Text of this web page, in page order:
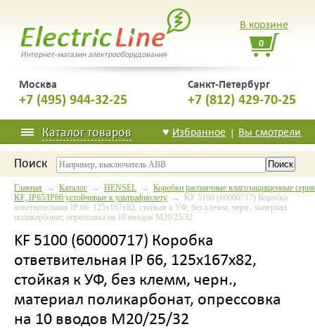
Интернет-магазин электрооборудования
Москва
+7 (495) 944-32-25
Санкт-Петербург
+7 (812) 429-70-25
В корзине
0
Каталог товаров ♥ Избранное | Вы смотрели
Поиск
Главная → Каталог → HENSEL → Коробки распаячные влагозащищенные серия
KF, IP65/IP66 устойчивые к ультрафиолету → KF 5100 (60000717) Коробка
ответвительная IP 66, 125х167х82, стойкая к УФ, без клемм, черн., материал
поликарбонат, опрессовка на 10 вводов M20/25/32
KF 5100 (60000717) Коробка
ответвительная IP 66, 125х167х82,
стойкая к УФ, без клемм, черн.,
материал поликарбонат, опрессовка
на 10 вводов M20/25/32